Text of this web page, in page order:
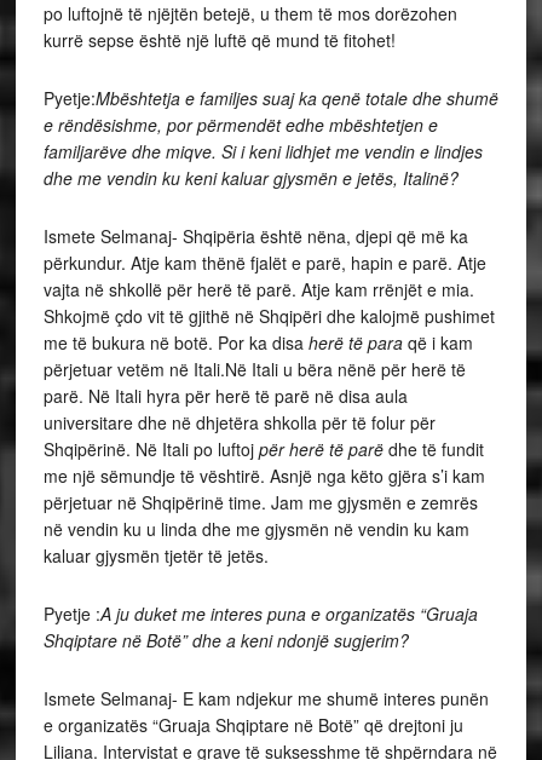
po luftojnë të njëjtën betejë, u them të mos dorëzohen
kurrë sepse është një luftë që mund të fitohet!
Pyetje:Mbështetja e familjes suaj ka qenë totale dhe shumë
e rëndësishme, por përmendët edhe mbështetjen e
familjarëve dhe miqve. Si i keni lidhjet me vendin e lindjes
dhe me vendin ku keni kaluar gjysmën e jetës, Italinë?
Ismete Selmanaj- Shqipëria është nëna, djepi që më ka
përkundur. Atje kam thënë fjalët e parë, hapin e parë. Atje
vajta në shkollë për herë të parë. Atje kam rrënjët e mia.
Shkojmë çdo vit të gjithë në Shqipëri dhe kalojmë pushimet
me të bukura në botë. Por ka disa herë të paraqë i kam
përjetuar vetëm në Itali.Në Itali u bëra nënë për herë të
parë. Në Itali hyra për herë të parë në disa aula
universitare dhe në dhjetëra shkolla për të folur për
Shqipërinë. Në Itali po luftoj për herë të parë dhe të fundit
me një sëmundje të vështirë. Asnjë nga këto gjëra s’i kam
përjetuar në Shqipërinë time. Jam me gjysmën e zemrës
në vendin ku u linda dhe me gjysmën në vendin ku kam
kaluar gjysmën tjetër të jetës.
Pyetje :A ju duket me interes puna e organizatës “Gruaja
Shqiptare në Botë” dhe a keni ndonjë sugjerim?
Ismete Selmanaj- E kam ndjekur me shumë interes punën
e organizatës “Gruaja Shqiptare në Botë” që drejtoni ju
Liliana. Intervistat e grave të suksesshme të shpërndara në